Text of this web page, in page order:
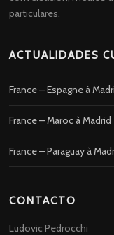
particulares.
ACTUALIDADES
France – Espagne à
France – Maroc à Madrid
France – Paraguay à
CONTACTO
Ludovic Pedrocchi